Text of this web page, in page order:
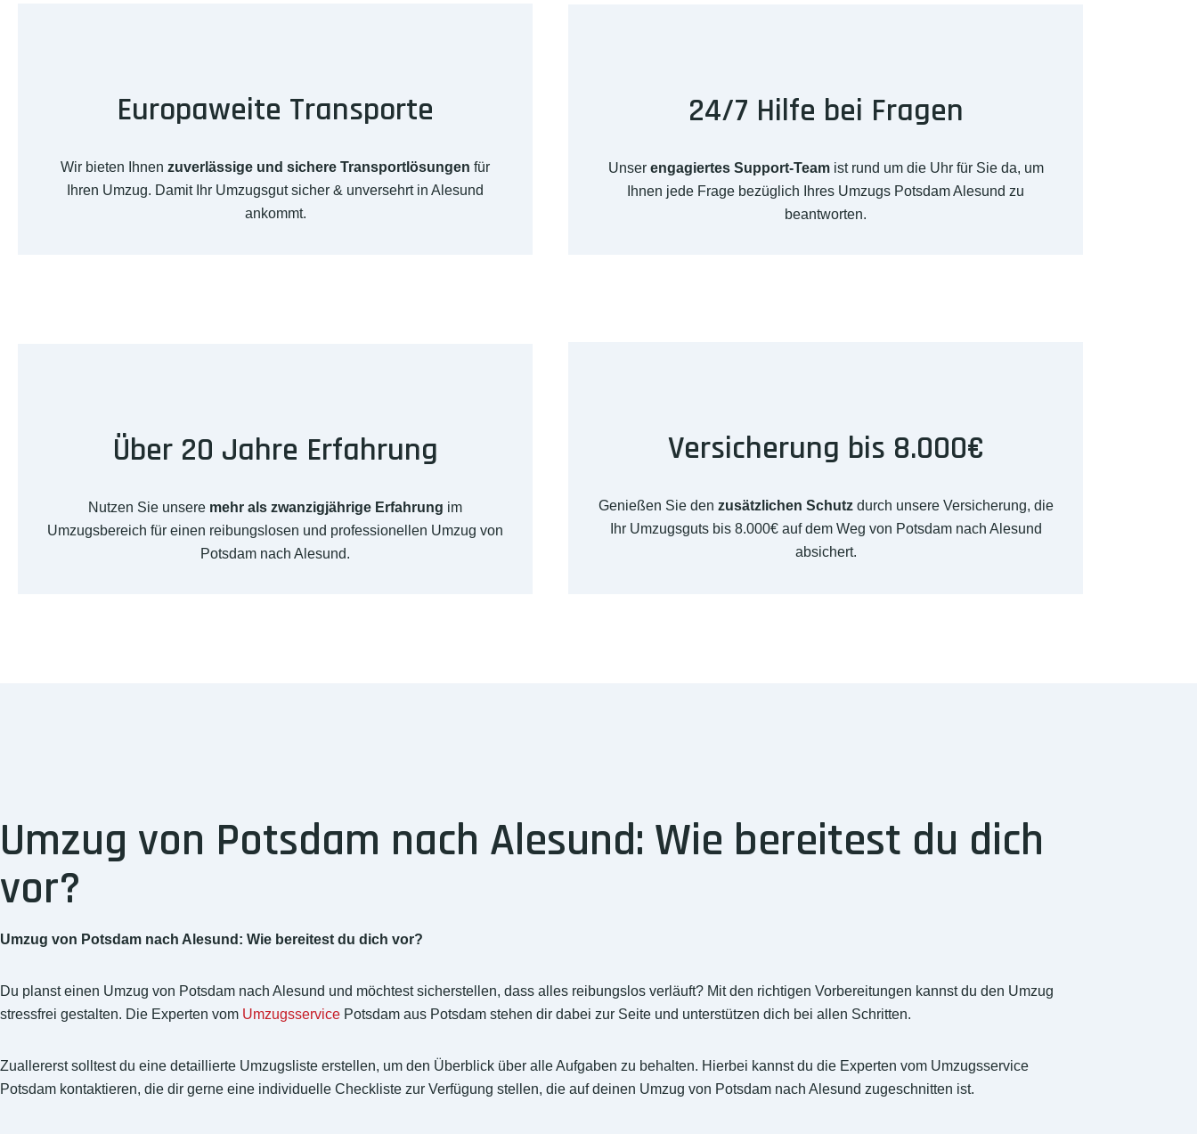
Europaweite Transporte
Wir bieten Ihnen zuverlässige und sichere Transportlösungen für
Ihren Umzug. Damit Ihr Umzugsgut sicher & unversehrt in Alesund
ankommt.
24/7 Hilfe bei Fragen
Unser engagiertes Support-Teamist rund um die Uhr für Sie da, um
Ihnen jede Frage bezüglich Ihres Umzugs Potsdam Alesund zu
beantworten.
Über 20 Jahre Erfahrung
Nutzen Sie unsere mehr als zwanzigjährige Erfahrung im
Umzugsbereich für einen reibungslosen und professionellen Umzug von
Potsdam nach Alesund.
Versicherung bis 8.000€
Genießen Sie den zusätzlichen Schutzdurch unsere Versicherung, die
Ihr Umzugsguts bis 8.000€ auf dem Weg von Potsdam nach Alesund
absichert.
Umzug von Potsdam nach Alesund: Wie bereitest du dich
vor?
Umzug von Potsdam nach Alesund: Wie bereitest du dich vor?
Du planst einen Umzug von Potsdam nach Alesund und möchtest sicherstellen, dass alles reibungslos verläuft? Mit den richtigen Vorbereitungen kannst du den Umzug
stressfrei gestalten. Die Experten vom Umzugsservice Potsdam aus Potsdam stehen dir dabei zur Seite und unterstützen dich bei allen Schritten.
Zuallererst solltest du eine detaillierte Umzugsliste erstellen, um den Überblick über alle Aufgaben zu behalten. Hierbei kannst du die Experten vom Umzugsservice
Potsdam kontaktieren, die dir gerne eine individuelle Checkliste zur Verfügung stellen, die auf deinen Umzug von Potsdam nach Alesund zugeschnitten ist.